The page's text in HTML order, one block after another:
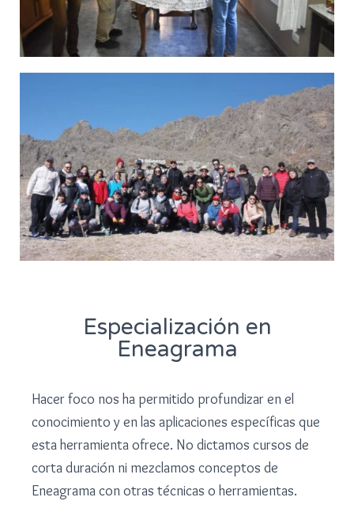
Especialización en
Eneagrama
Hacer foco nos ha permitido profundizar en el
conocimiento y en las aplicaciones específicas que
esta herramienta ofrece. No dictamos cursos de
corta duración ni mezclamos conceptos de
Eneagrama con otras técnicas o herramientas.